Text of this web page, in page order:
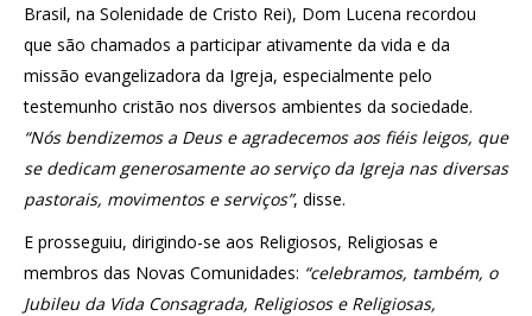
Brasil, na Solenidade de Cristo Rei), Dom Lucena recordou
que são chamados a participar ativamente da vida e da
missão evangelizadora da Igreja, especialmente pelo
testemunho cristão nos diversos ambientes da sociedade.
“Nós bendizemos a Deus e agradecemos aos fiéis leigos, que
se dedicam generosamente ao serviço da Igreja nas diversas
pastorais, movimentos e serviços”, disse.
E prosseguiu, dirigindo-se aos Religiosos, Religiosas e
membros das Novas Comunidades: “celebramos, também, o
Jubileu da Vida Consagrada, Religiosos e Religiosas,